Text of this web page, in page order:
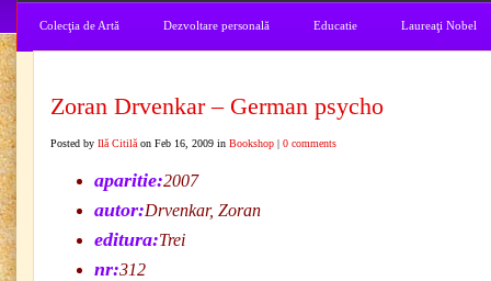
Colecţia de Artă Dezvoltare personală Educatie Laureaţi Nobel
Zoran Drvenkar – German psycho
Posted by Ilă Citilă on Feb 16, 2009 in Bookshop | 0 comments
aparitie:2007
autor:Drvenkar, Zoran
editura:Trei
nr:312